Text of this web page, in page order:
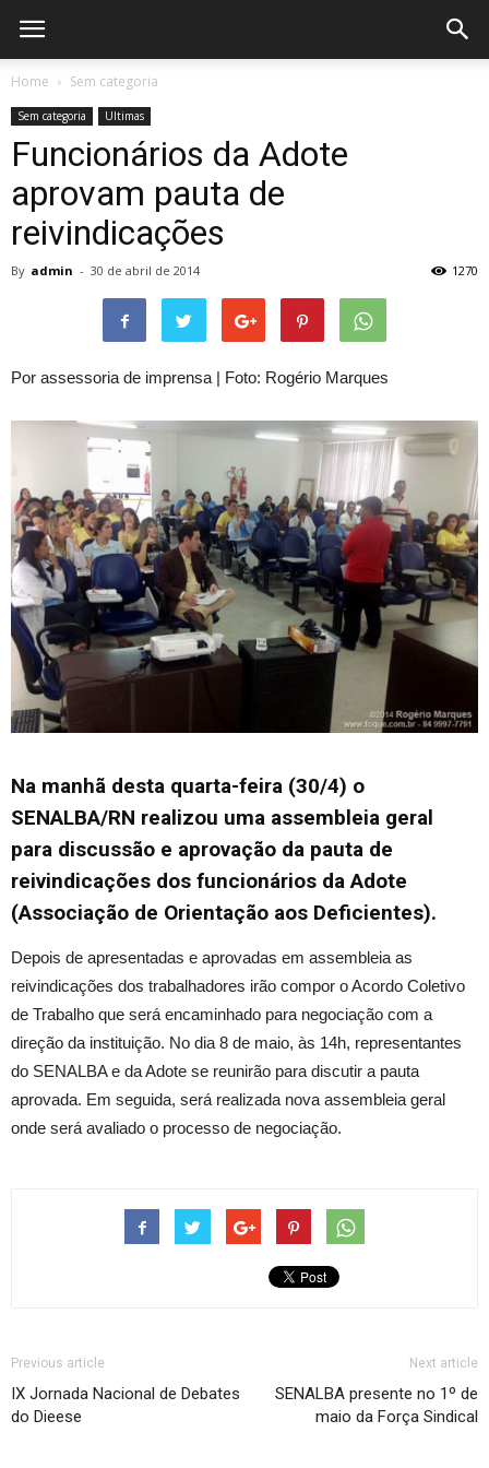
Home Sem categoria
Sem categoria Ultimas
Funcionários da Adote
aprovam pauta de
reivindicações
By admin - 30 de abril de 2014 1270
Por assessoria de imprensa | Foto: Rogério Marques
Na manhã desta quarta-feira (30/4) o
SENALBA/RN realizou uma assembleia geral
para discussão e aprovação da pauta de
reivindicações dos funcionários da Adote
(Associação de Orientação aos Deficientes).
Depois de apresentadas e aprovadas em assembleia as
reivindicações dos trabalhadores irão compor o Acordo Coletivo
de Trabalho que será encaminhado para negociação com a
direção da instituição. No dia 8 de maio, às 14h, representantes
do SENALBA e da Adote se reunirão para discutir a pauta
aprovada. Em seguida, será realizada nova assembleia geral
onde será avaliado o processo de negociação.
Previous article
IX Jornada Nacional de Debates
do Dieese
Next article
SENALBA presente no 1º de
maio da Força Sindical